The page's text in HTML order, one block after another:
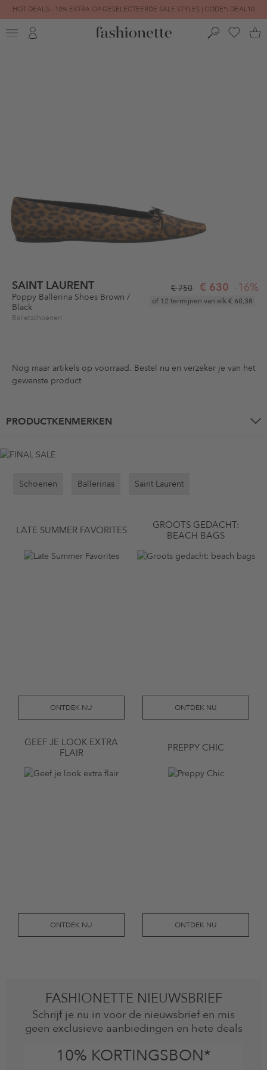
HOT DEALS: -10% EXTRA OP GESELECTEERDE SALE STYLES | CODE*: DEAL10
FINAL SALE | TOT -80% GEREDUCEERD
SAINT LAURENT
Poppy Ballerina Shoes Brown /
Black
Balletschoenen
€ 750 € 630 -16%
of 12 termijnen van elk€ 60,38
Nog maar artikels op voorraad. Bestel nu en verzeker je van het
gewenste product
PRODUCTKENMERKEN
Schoenen Ballerinas Saint Laurent
LATE SUMMER FAVORITES
ONTDEK NU
GROOTS GEDACHT:
BEACH BAGS
ONTDEK NU
GEEF JE LOOK EXTRA
FLAIR
ONTDEK NU
PREPPY CHIC
ONTDEK NU
FASHIONETTE NIEUWSBRIEF
Schrijf je nu in voor de nieuwsbrief en mis
geen exclusieve aanbiedingen en hete deals
10% KORTINGSBON*